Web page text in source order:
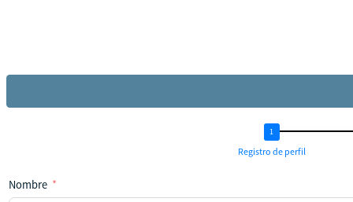
Registro de perfil
Nombre